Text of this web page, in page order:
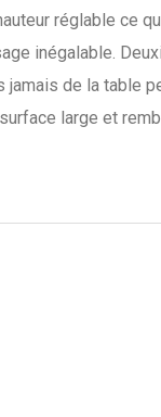
réglable ce
inégalable.
de la table
large et